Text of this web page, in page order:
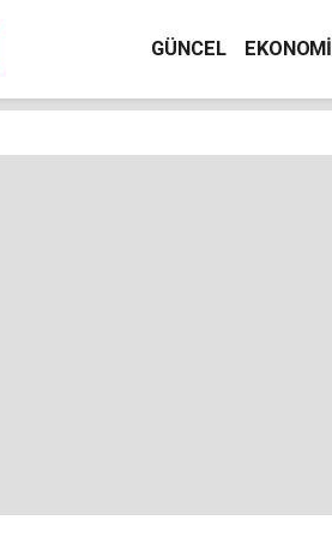
GÜNCEL EKONOMİ